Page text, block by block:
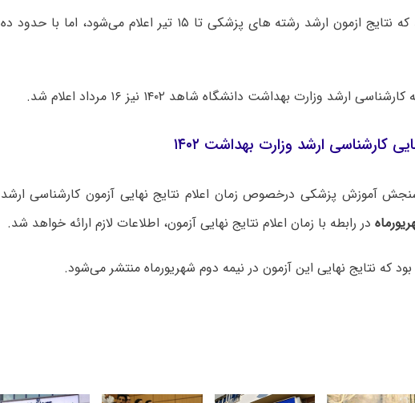
البته در ابتدا اعلام شد که نتایج ازمون ارشد رشته های پزشکی تا ۱۵ تیر اعلام می‌شود، اما با حدود ده
ارشد وزارت بهداشت دانشگاه شاهد ۱۴۰۲ نیز ۱۶ مرداد اعلام شد.
کارشناسی ارشد وزارت بهداشت ۱۴۰۲
آموزش پزشکی درخصوص زمان اعلام نتایج نهایی آزمون کارشناسی ارشد
در رابطه با زمان اعلام نتایج نهایی آزمون، اطلاعات لازم ارائه خواهد شد.
که نتایج نهایی این آزمون در نیمه دوم شهریورماه منتشر می‌شود.